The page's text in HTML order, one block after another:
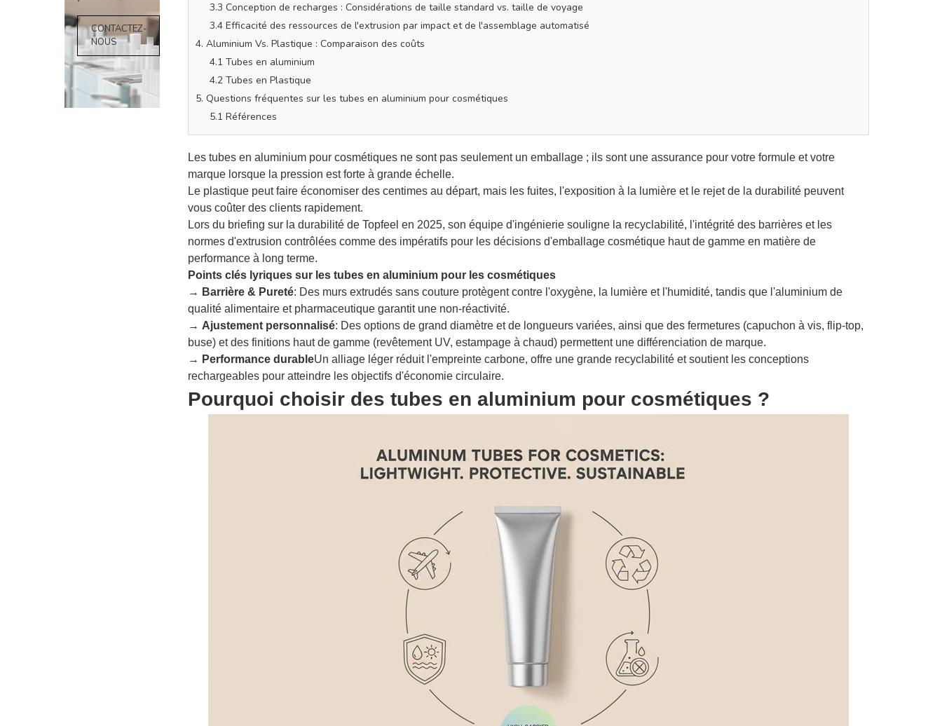
3.3 Conception de recharges : Considérations de taille standard vs. taille de voyage
3.4 Efficacité des ressources de l'extrusion par impact et de l'assemblage automatisé
4. Aluminium Vs. Plastique : Comparaison des coûts
4.1 Tubes en aluminium
4.2 Tubes en Plastique
5. Questions fréquentes sur les tubes en aluminium pour cosmétiques
5.1 Références
Les tubes en aluminium pour cosmétiques ne sont pas seulement un emballage ; ils sont une assurance pour votre formule et votre
marque lorsque la pression est forte à grande échelle.
Le plastique peut faire économiser des centimes au départ, mais les fuites, l'exposition à la lumière et le rejet de la durabilité peuvent
vous coûter des clients rapidement.
Lors du briefing sur la durabilité de Topfeel en 2025, son équipe d'ingénierie souligne la recyclabilité, l'intégrité des barrières et les
normes d'extrusion contrôlées comme des impératifs pour les décisions d'emballage cosmétique haut de gamme en matière de
performance à long terme.
Points clés lyriques sur les tubes en aluminium pour les cosmétiques
→ Barrière & Pureté: Des murs extrudés sans couture protègent contre l'oxygène, la lumière et l'humidité, tandis que l'aluminium de
qualité alimentaire et pharmaceutique garantit une non-réactivité.
→ Ajustement personnalisé: Des options de grand diamètre et de longueurs variées, ainsi que des fermetures (capuchon à vis, flip-top,
buse) et des finitions haut de gamme (revêtement UV, estampage à chaud) permettent une différenciation de marque.
→ Performance durableUn alliage léger réduit l'empreinte carbone, offre une grande recyclabilité et soutient les conceptions
rechargeables pour atteindre les objectifs d'économie circulaire.
Pourquoi choisir des tubes en aluminium pour cosmétiques ?
experts
produits
aujourd'hui
!
CONTACTEZ-